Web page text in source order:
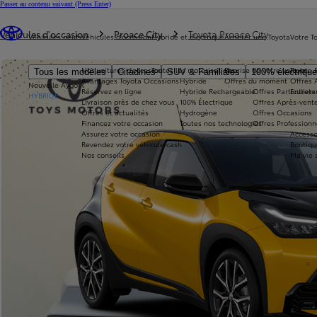
Passer au contenu suivant (Press Enter)
Véhicules neufs
Tous les modèles Citadines SUV & Familiales 100%
Nouvelle Aygo X
HYBRIDE
Véhicules d'occasion
Nos voitures d'occasion
Avantages Toyota Occasions
Réservez en ligne
Livraison près de chez vous
Offres et actualités
Financez votre occasion
Assurez votre occasion
Revendez votre véhicule cash
Nos conseils
Hybride et électrique
Toutes les motorisations
Hybride
Hybride Rechargeable
100% Électrique
Hydrogène
Toutes nos technologies
Acheter une Toyota
Reprise de votre voiture
Offres du moment
Offres Particuliers
Offres Après-
Offres Occasions
Offres
Votre
Toyota
Offres
Ma vie
Véhicules d'occasion Proace City Toyota Proace City